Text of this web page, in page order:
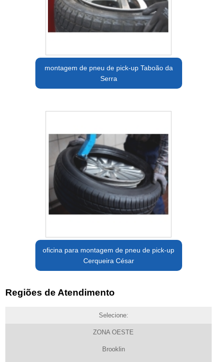
montagem de pneu de pick-up Taboão da
Serra
oficina para montagem de pneu de pick-up
Cerqueira César
Regiões de Atendimento
Selecione:
ZONA OESTE
Brooklin